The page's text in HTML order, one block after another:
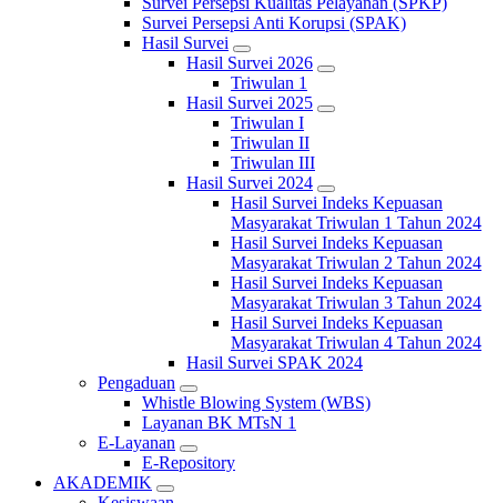
Survei Persepsi Anti Korupsi (SPAK)
Hasil Survei
Hasil Survei 2026
Triwulan 1
Hasil Survei 2025
Triwulan I
Triwulan II
Triwulan III
Hasil Survei 2024
Hasil Survei Indeks Kepuasan
Masyarakat Triwulan 1 Tahun 2024
Hasil Survei Indeks Kepuasan
Masyarakat Triwulan 2 Tahun 2024
Hasil Survei Indeks Kepuasan
Masyarakat Triwulan 3 Tahun 2024
Hasil Survei Indeks Kepuasan
Masyarakat Triwulan 4 Tahun 2024
Hasil Survei SPAK 2024
Pengaduan
Whistle Blowing System (WBS)
Layanan BK MTsN 1
E-Layanan
E-Repository
AKADEMIK